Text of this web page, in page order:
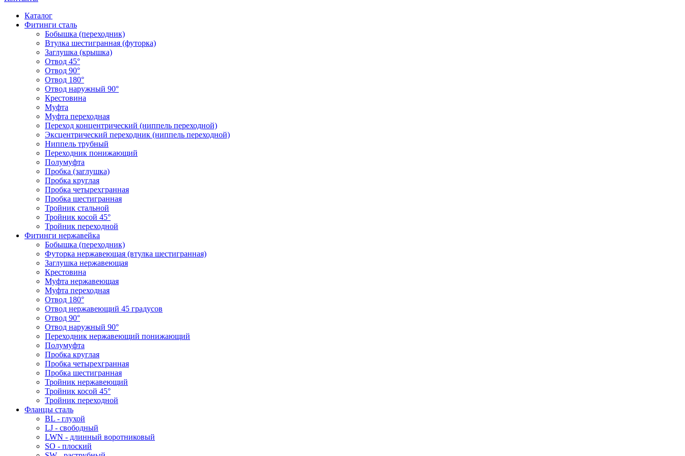
Каталог
Фитинги сталь
Бобышка (переходник)
Втулка шестигранная (футорка)
Заглушка (крышка)
Отвод 45°
Отвод 90°
Отвод 180°
Отвод наружный 90°
Крестовина
Муфта
Муфта переходная
Переход концентрический (ниппель переходной)
Эксцентрический переходник (ниппель переходной)
Ниппель трубный
Переходник понижающий
Полумуфта
Пробка (заглушка)
Пробка круглая
Пробка четырехгранная
Пробка шестигранная
Тройник стальной
Тройник косой 45°
Тройник переходной
Фитинги нержавейка
Бобышка (переходник)
Футорка нержавеющая (втулка шестигранная)
Заглушка нержавеющая
Крестовина
Муфта нержавеющая
Муфта переходная
Отвод 180°
Отвод нержавеющий 45 градусов
Отвод 90°
Отвод наружный 90°
Переходник нержавеющий понижающий
Полумуфта
Пробка круглая
Пробка четырехгранная
Пробка шестигранная
Тройник нержавеющий
Тройник косой 45°
Тройник переходной
Фланцы сталь
BL - глухой
LJ - свободный
LWN - длинный воротниковый
SO - плоский